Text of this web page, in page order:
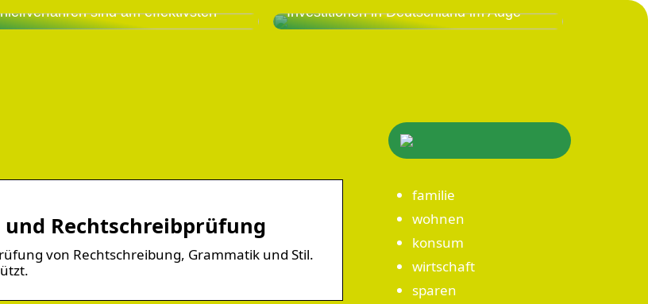
sind am effektivsten
Investitionen in Deutschland im Auge
und Rechtschreibprüfung
von Rechtschreibung, Grammatik und Stil.
familie
wohnen
konsum
wirtschaft
sparen